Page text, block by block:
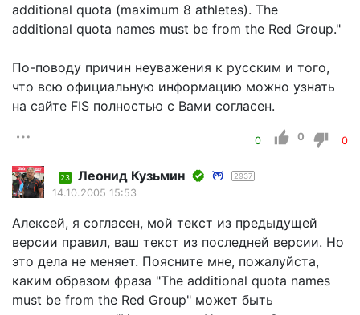
additional quota (maximum 8 athletes). The
additional quota names must be from the Red Group."
По-поводу причин неуважения к русским и того,
что всю официальную информацию можно узнать
на сайте FIS полностью с Вами согласен.
0 0 0
23 Леонид Кузьмин 2937
14.10.2005 15:53
Алексей, я согласен, мой текст из предыдущей
версии правил, ваш текст из последней версии. Но
это дела не меняет. Поясните мне, пожалуйста,
каким образом фраза "The additional quota names
must be from the Red Group" может быть